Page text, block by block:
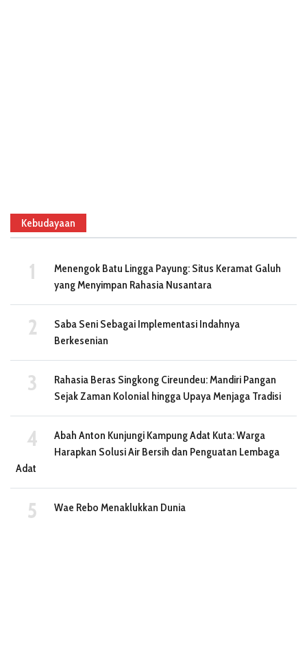
Kebudayaan
Menengok Batu Lingga Payung: Situs Keramat Galuh
yang Menyimpan Rahasia Nusantara
Saba Seni Sebagai Implementasi Indahnya
Berkesenian
Rahasia Beras Singkong Cireundeu: Mandiri Pangan
Sejak Zaman Kolonial hingga Upaya Menjaga Tradisi
Abah Anton Kunjungi Kampung Adat Kuta: Warga
Harapkan Solusi Air Bersih dan Penguatan Lembaga
Adat
Wae Rebo Menaklukkan Dunia